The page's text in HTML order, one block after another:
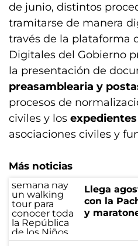
de junio, distintos
tramitarse de manera
través de la plataforma
Digitales del Gobierno
la presentación de
preasamblearia y
procesos de
civiles y los expedientes
asociaciones civiles y
Más noticias
Llega
con la
y